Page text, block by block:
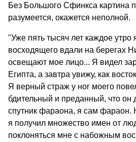
Без Большого Сфинкса картина
разумеется, окажется неполной.
"Уже пять тысяч лет каждое утро
восходящего вдали на берегах
освещают мое лицо... Я видел
Египта, а завтра увижу, как
Я верный страж у ног моего
бдительный и преданный, что он
спутник фараона, я сам фараон.
я получил множество имен от
поклоняться мне с набожным